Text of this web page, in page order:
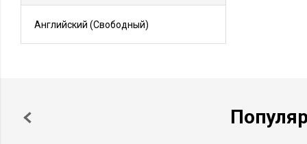
Английский (Свободный)